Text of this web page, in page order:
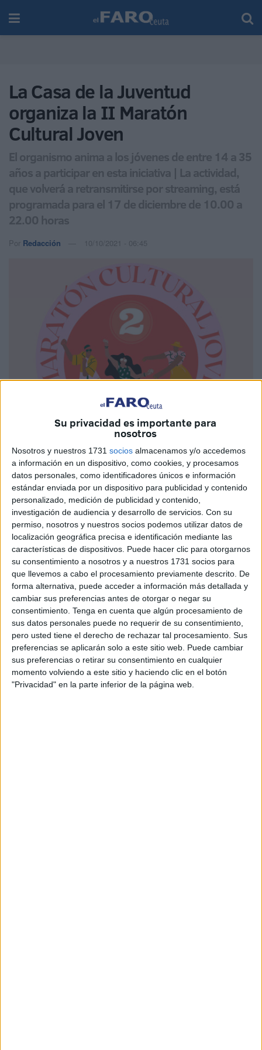
Su privacidad es importante para
nosotros
Nosotros y nuestros 1731 socios almacenamos y/o accedemos
a información en un dispositivo, como cookies, y procesamos
datos personales, como identificadores únicos e información
estándar enviada por un dispositivo para publicidad y contenido
personalizado, medición de publicidad y contenido,
investigación de audiencia y desarrollo de servicios. Con su
permiso, nosotros y nuestros socios podemos utilizar datos de
localización geográfica precisa e identificación mediante las
características de dispositivos. Puede hacer clic para otorgarnos
su consentimiento a nosotros y a nuestros 1731 socios para
que llevemos a cabo el procesamiento previamente descrito. De
forma alternativa, puede acceder a información más detallada y
cambiar sus preferencias antes de otorgar o negar su
consentimiento. Tenga en cuenta que algún procesamiento de
sus datos personales puede no requerir de su consentimiento,
pero usted tiene el derecho de rechazar tal procesamiento. Sus
preferencias se aplicarán solo a este sitio web. Puede cambiar
sus preferencias o retirar su consentimiento en cualquier
momento volviendo a este sitio y haciendo clic en el botón
"Privacidad" en la parte inferior de la página web.
La Casa de la Juventud
organiza la II Maratón
Cultural Joven
El organismo anima a los jóvenes de entre 14 a 35
años a participar en esta iniciativa | La actividad,
que volverá a retransmitirse por streaming, está
programada para el 17 de diciembre de 10.00 a
22.00 horas
Por Redacción 10/10/2021 - 06:45
Tras la exitosa primera edición en la que se cosechó una
alta participación, la Casa de la Juventud, adscrita a la
Consejería deJuventudy Deporte, ha iniciado los
trabajos para organizar la II Maratón Cultural Joven, que
volverá a retransmitirse por streaming a través de
diferentes plataformas yredes sociales.
Por ese motivo, el organismo anima a que todos los
interesados, jóvenes de entre 14 a 35 años, que deseen
mostrar su propuesta artística deben contactar con la Casa
de la Juventud a través del correo electrónico
casajuventudceuta@gmail.com. En dicha solicitud
deberán remitir el formulario de solicitud que estará
disponible en la web de la Ciudad. Quienes quieran